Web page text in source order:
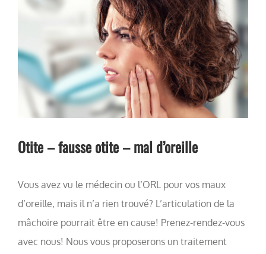
Otite – fausse otite – mal d’oreille
Vous avez vu le médecin ou l’ORL pour vos maux
d’oreille, mais il n’a rien trouvé? L’articulation de la
mâchoire pourrait être en cause! Prenez-rendez-vous
avec nous! Nous vous proposerons un traitement